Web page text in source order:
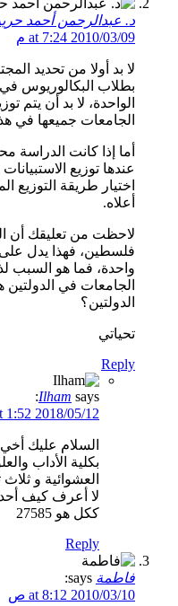
د. عبدالرحمن أحمد
2010/03/09 at 7:24 م
لا بد أولا من تحديد
بطلاب البكالوريوس
الواحدة، لا بد أن يتم
الجامعات جميعها في
أما إذا كانت
عندها توزيع
اختيار طريقة
أعلاه.
لاحظت من تعليقك أن
فلسطين، فهذا يدل
واحدة، فما هو السبب
الجامعات في
الدولتين؟
تحياتي
Reply
Ilham says:
2018/05/12 at 1:52 م
السلام عليك
بكلية الأداب
العشوائية و
لا أعرف كيف
ككل هو 27585
Reply
فاطمة says:
2010/03/10 at 8:12 ص